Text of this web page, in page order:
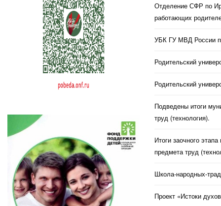
Отделение СФР по
работающих
УБК ГУ МВД России
Родительский
Родительский
Подведены итоги
труд (технология).
Итоги заочного
предмета труд
Школа-народных-
Проект «Истоки